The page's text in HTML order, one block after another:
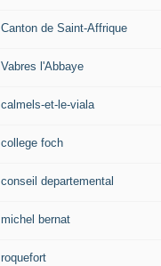
Canton de Saint-Affrique
Vabres l'Abbaye
calmels-et-le-viala
college foch
conseil departemental
michel bernat
roquefort